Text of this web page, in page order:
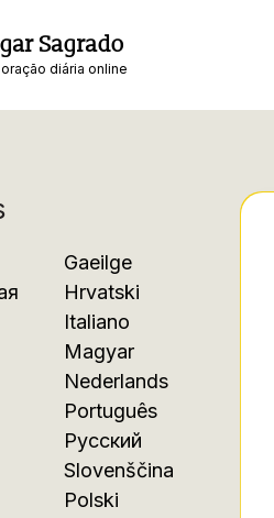
Sagrado
diária online
Gaeilge
Hrvatski
Italiano
Magyar
Nederlands
Português
Русский
Slovenščina
Polski